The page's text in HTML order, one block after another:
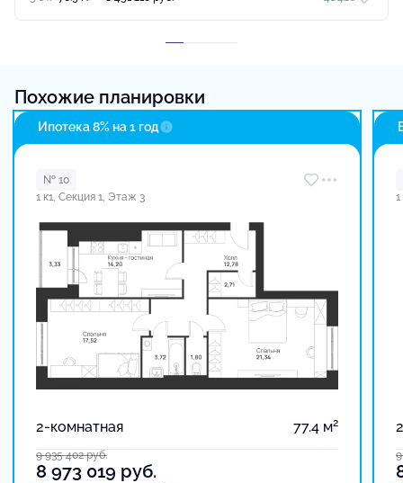
Похожие планировки
Ипотека 8% на 1 год
№ 10
1 к1, Секция 1, Этаж 3
2-комнатная 77.4 м2
9 935 402руб.
8 973 019 руб.